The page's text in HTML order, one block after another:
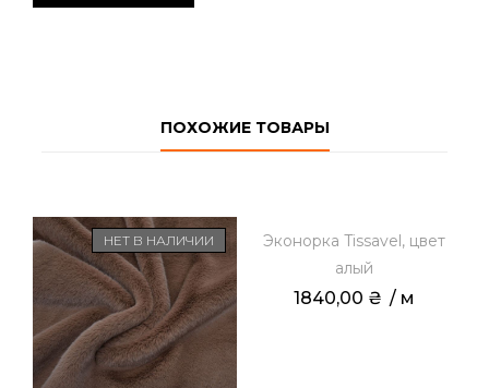
ПОХОЖИЕ ТОВАРЫ
НЕТ В НАЛИЧИИ
Эконорка Tissavel, цвет
алый
1840,00 ₴ / м